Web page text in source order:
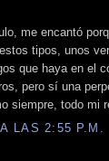
me encantó
tipos, unos
que haya en el
pero sí una
siempre, todo mi
LAS 2:55 P.M.